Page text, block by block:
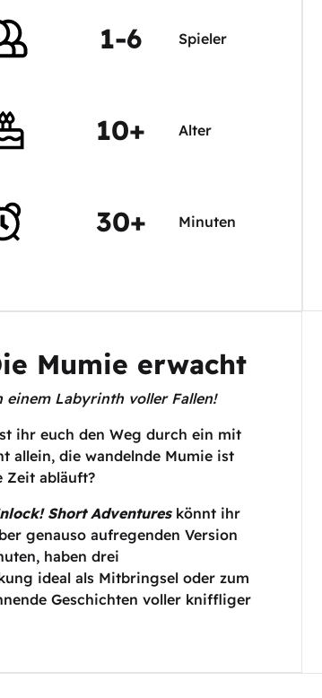
1-6 Spieler
10+ Alter
30+ Minuten
Mumie erwacht
einem Labyrinth voller Fallen!
ihr euch den Weg durch ein mit
allein, die wandelnde Mumie ist
Zeit abläuft?
Short Adventureskönnt ihr
genauso aufregenden Version
haben drei
ideal als Mitbringsel oder zum
Geschichten voller kniffliger